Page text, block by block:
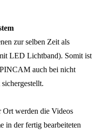
zur selben Zeit als
LED Lichtband). Somit ist
auch bei nicht
werden die Videos
in der fertig bearbeiteten